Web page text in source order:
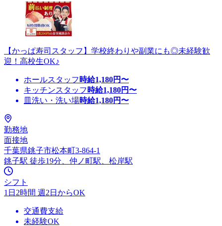
【かっぱ寿司スタッフ】学校終わりや副業にも◎未経験歓
迎！高校生OK♪
ホールスタッフ 時給1,180円〜
キッチンスタッフ 時給1,180円〜
皿洗い・洗い場時給1,180円〜
勤務地
面接地
千葉県銚子市松本町3-864-1
銚子駅 徒歩19分、仲ノ町駅、松岸駅
シフト
1日2時間 週2日からOK
交通費支給
未経験OK